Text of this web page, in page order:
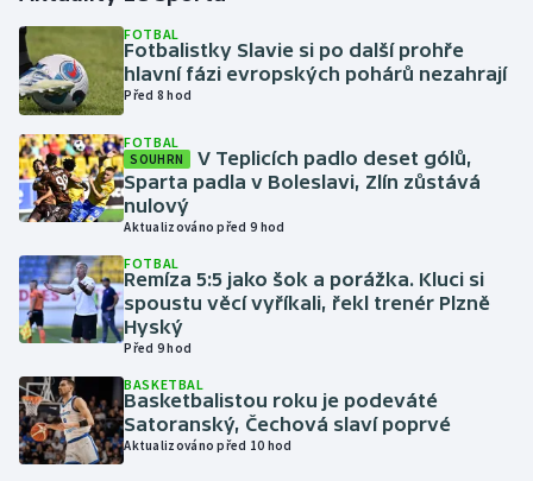
Gymnastika
Házená
Jezdectví
Judo
Krasobruslení
Lezení
Lyže a snowboard
Moderní pětiboj
FOTBAL
Fotbalistky Slavie si po další prohře
hlavní fázi evropských pohárů nezahrají
Před 8 hod
FOTBAL
SOUHRN
V Teplicích padlo deset gólů,
Sparta padla v Boleslavi, Zlín zůstává
nulový
Aktualizováno před 9 hod
FOTBAL
Remíza 5:5 jako šok a porážka. Kluci si
spoustu věcí vyříkali, řekl trenér Plzně
Hyský
Před 9 hod
BASKETBAL
Basketbalistou roku je podeváté
Satoranský, Čechová slaví poprvé
Aktualizováno před 10 hod